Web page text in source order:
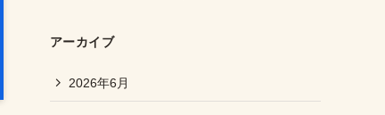
アーカイブ
2026年6月